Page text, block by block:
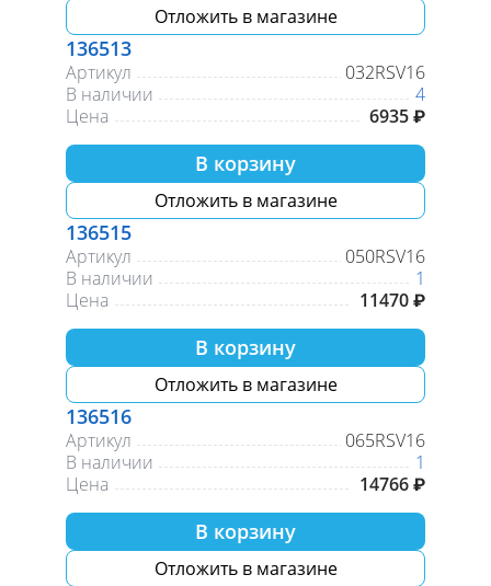
Отложить в магазине
136513
Артикул
032RSV16
В наличии
4
Цена
6935 ₽
В корзину
Отложить в магазине
136515
Артикул
050RSV16
В наличии
1
Цена
11470 ₽
В корзину
Отложить в магазине
136516
Артикул
065RSV16
В наличии
1
Цена
14766 ₽
В корзину
Отложить в магазине